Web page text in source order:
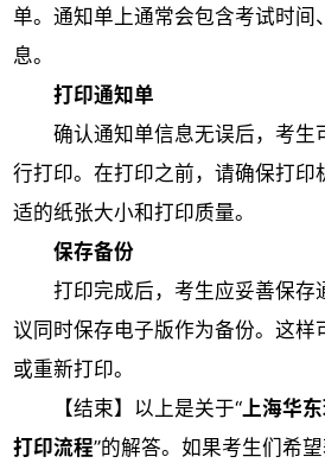
单。通知单上通常会包含考试时间
息。
打印通知单
确认通知单信息无误后，考生
行打印。在打印之前，请确保打印
适的纸张大小和打印质量。
保存备份
打印完成后，考生应妥善保存
议同时保存电子版作为备份。这样
或重新打印。
【结束】以上是关于“上海华
打印流程”的解答。如果考生们希